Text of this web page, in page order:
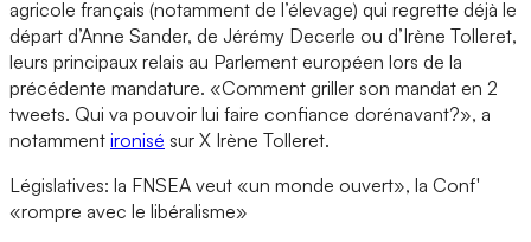
agricole français (notamment de l’élevage) qui regrette déjà le
départ d’Anne Sander, de Jérémy Decerle ou d’Irène Tolleret,
leurs principaux relais au Parlement européen lors de la
précédente mandature. «Comment griller son mandat en 2
tweets. Qui va pouvoir lui faire confiance dorénavant?», a
notamment ironisé sur X Irène Tolleret.
Législatives: la FNSEA veut «un monde ouvert», la Conf'
«rompre avec le libéralisme»